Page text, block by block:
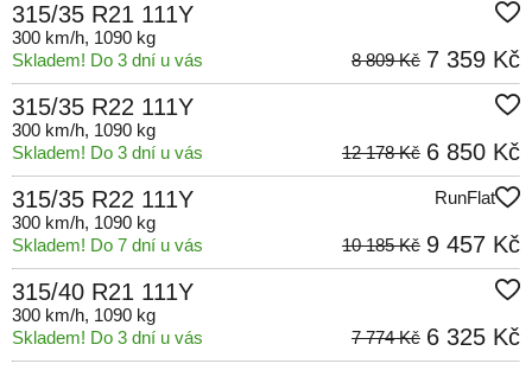
315/35 R21 111Y
300 km/h, 1090 kg
Skladem! Do 3 dní u vás
7 359 Kč
8 809 Kč
315/35 R22 111Y
300 km/h, 1090 kg
Skladem! Do 3 dní u vás
6 850 Kč
12 178 Kč
315/35 R22 111Y
RunFlat
300 km/h, 1090 kg
Skladem! Do 7 dní u vás
9 457 Kč
10 185 Kč
315/40 R21 111Y
300 km/h, 1090 kg
Skladem! Do 3 dní u vás
6 325 Kč
7 774 Kč